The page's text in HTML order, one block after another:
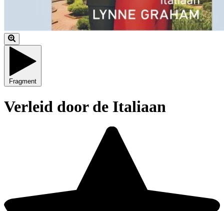
Fragment
Verleid door de Italiaan